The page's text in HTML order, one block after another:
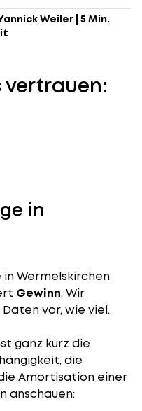
Weiler| 5 Min.
vertrauen:
in
Wermelskirchen
Gewinn. Wir
vor, wie viel.
ganz kurz die
die
Amortisation einer
anschauen: